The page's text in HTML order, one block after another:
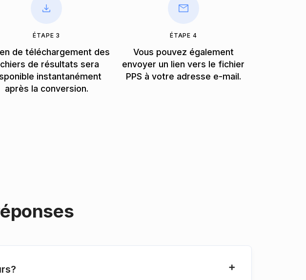
ÉTAPE 3
de téléchargement des
de résultats sera
instantanément
après la conversion.
ÉTAPE 4
Vous pouvez également
envoyer un lien vers le fichier
PPS à votre adresse e-mail.